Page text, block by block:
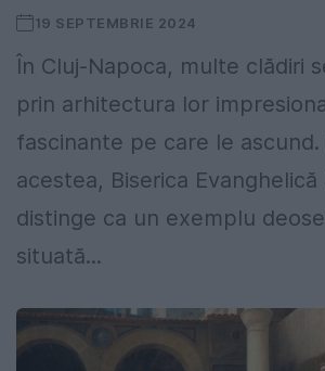
19 SEPTEMBRIE 2024
În Cluj-Napoca, multe clădiri
prin arhitectura lor
fascinante pe care le
acestea, Biserica
distinge ca un exemplu
situată...